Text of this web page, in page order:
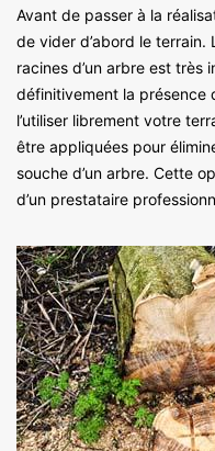
Avant de passer à la
de vider d’abord le terrain.
racines d’un arbre est très
définitivement la présence
l’utiliser librement votre
être appliquées pour
souche d’un arbre. Cette
d’un prestataire